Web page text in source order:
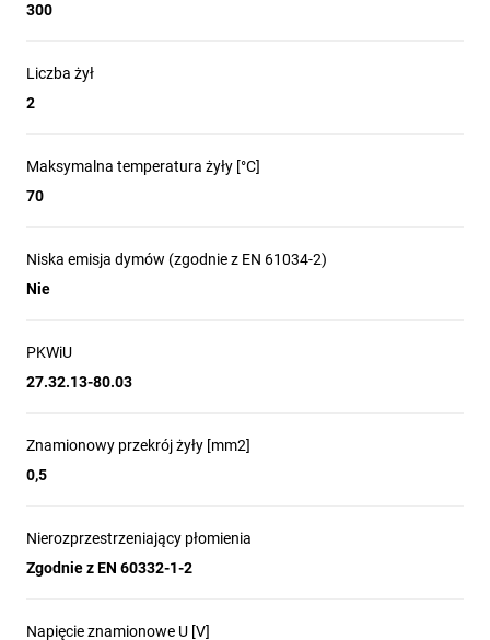
300
Liczba żył
2
Maksymalna temperatura żyły [°C]
70
Niska emisja dymów (zgodnie z EN 61034-2)
Nie
PKWiU
27.32.13-80.03
Znamionowy przekrój żyły [mm2]
0,5
Nierozprzestrzeniający płomienia
Zgodnie z EN 60332-1-2
Napięcie znamionowe U [V]